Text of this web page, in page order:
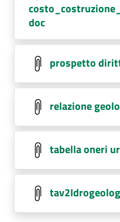
doc
prospetto
relazione
tabella oneri